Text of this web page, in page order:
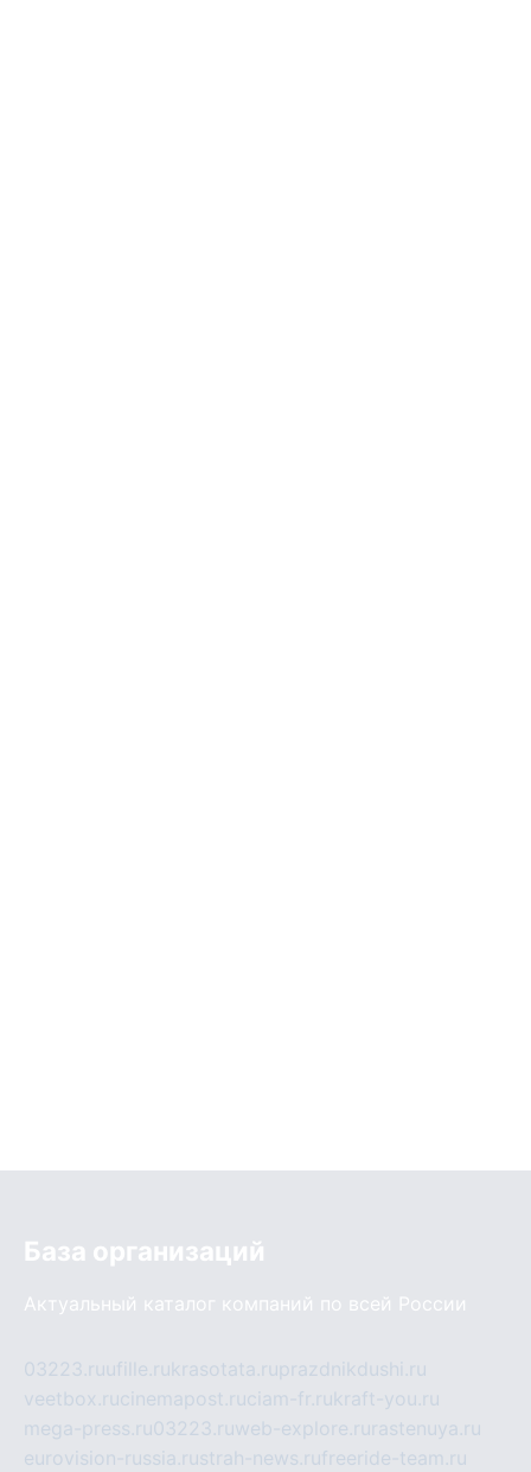
База организаций
Актуальный каталог компаний по всей России
03223.ruufille.rukrasotata.ruprazdnikdushi.ru
veetbox.rucinemapost.ruciam-fr.rukraft-you.ru
mega-press.ru03223.ruweb-explore.ru rastenuya.ru
eurovision-russia.rustrah-news.rufreeride-team.ru